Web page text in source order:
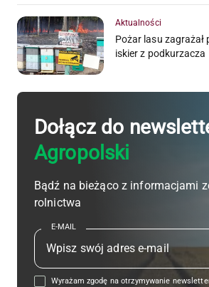
Aktualności
Pożar lasu zagrażał
iskier z podkurzacza
Dołącz do
Agropolski
Bądź na bieżąco z informacjami
rolnictwa
E-MAIL
Wyrażam zgodę na otrzymywanie